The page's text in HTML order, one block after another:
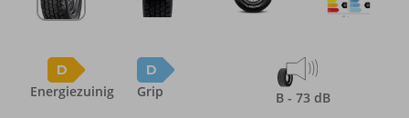
D
Energiezuinig
D
Grip B - 73 dB